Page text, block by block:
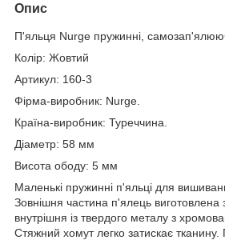
Опис
П'яльця Nurge пружинні,
Колір: Жовтий
Артикул: 160-3
Фірма-виробник: Nurge.
Країна-виробник: Туреччина.
Діаметр: 58 мм
Висота ободу: 5 мм
Маленькі пружинні п'яльці для
Зовнішня частина п'ялець виготовлена
внутрішня із твердого металу з
Стяжний хомут легко затискає тканину.